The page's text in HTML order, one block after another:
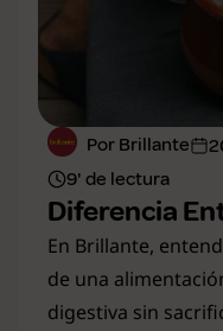
Por Brillante
9' de lectura
Diferencia
En Brillante,
de una
digestiva sin